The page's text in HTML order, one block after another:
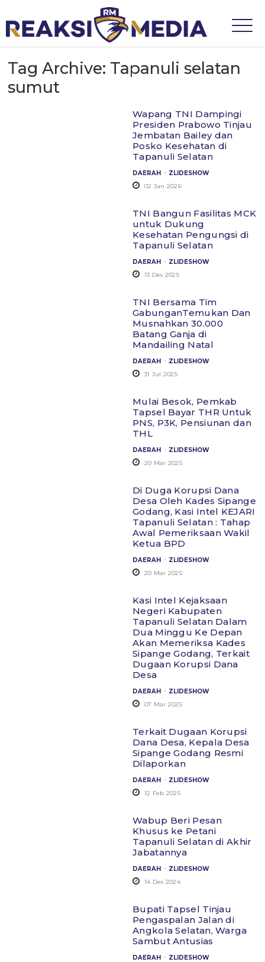
Tag Archive: Tapanuli selatan
sumut
Wapang TNI Dampingi
Presiden Prabowo Tinjau
Jembatan Bailey dan
Posko Kesehatan di
Tapanuli Selatan
DAERAH . ZLIDESHOW
02 Jan 2026
TNI Bangun Fasilitas MCK
untuk Dukung
Kesehatan Pengungsi di
Tapanuli Selatan
DAERAH . ZLIDESHOW
13 Des 2025
TNI Bersama Tim
GabunganTemukan Dan
Musnahkan 30.000
Batang Ganja di
Mandailing Natal
DAERAH . ZLIDESHOW
31 Jul 2025
Mulai Besok, Pemkab
Tapsel Bayar THR Untuk
PNS, P3K, Pensiunan dan
THL
DAERAH . ZLIDESHOW
20 Mar 2025
Di Duga Korupsi Dana
Desa Oleh Kades Sipange
Godang, Kasi Intel KEJARI
Tapanuli Selatan : Tahap
Awal Pemeriksaan Wakil
Ketua BPD
DAERAH . ZLIDESHOW
20 Mar 2025
Kasi Intel Kejaksaan
Negeri Kabupaten
Tapanuli Selatan Dalam
Dua Minggu Ke Depan
Akan Memeriksa Kades
Sipange Godang, Terkait
Dugaan Korupsi Dana
Desa
DAERAH . ZLIDESHOW
07 Mar 2025
Terkait Dugaan Korupsi
Dana Desa, Kepala Desa
Sipange Godang Resmi
Dilaporkan
DAERAH . ZLIDESHOW
12 Feb 2025
Wabup Beri Pesan
Khusus ke Petani
Tapanuli Selatan di Akhir
Jabatannya
DAERAH . ZLIDESHOW
14 Des 2024
Bupati Tapsel Tinjau
Pengaspalan Jalan di
Angkola Selatan, Warga
Sambut Antusias
DAERAH . ZLIDESHOW